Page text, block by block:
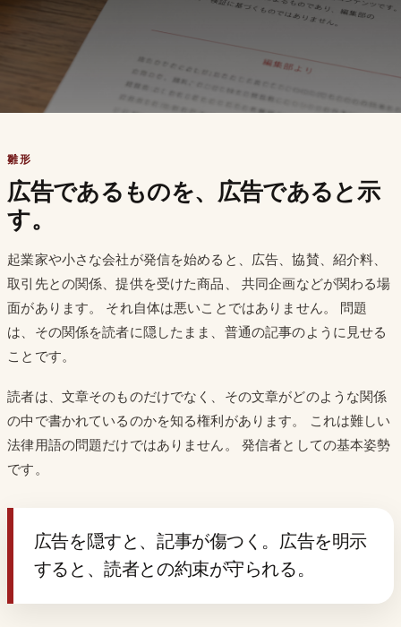
雛形
広告であるものを、広告であると示
す。
起業家や小さな会社が発信を始めると、広告、協賛、紹介料、
取引先との関係、提供を受けた商品、 共同企画などが関わる場
面があります。 それ自体は悪いことではありません。 問題
は、その関係を読者に隠したまま、普通の記事のように見せる
ことです。
読者は、文章そのものだけでなく、その文章がどのような関係
の中で書かれているのかを知る権利があります。 これは難しい
法律用語の問題だけではありません。 発信者としての基本姿勢
です。
広告を隠すと、記事が傷つく。広告を明示
すると、読者との約束が守られる。